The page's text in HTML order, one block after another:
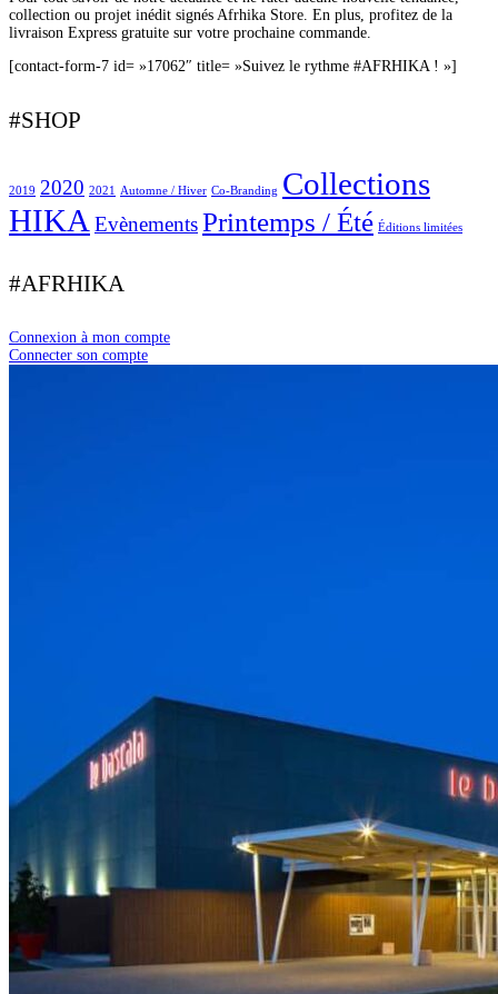
collection ou projet inédit signés Afrhika Store. En plus, profitez de la
livraison Express gratuite sur votre prochaine commande.
[contact-form-7 id= »17062″ title= »Suivez le rythme #AFRHIKA ! »]
#SHOP
2019 2020 2021 Automne / Hiver Co-Branding Collections
HIKA EvènementsPrintemps / Été Éditions limitées
#AFRHIKA
Connexion à mon compte
Connecter son compte